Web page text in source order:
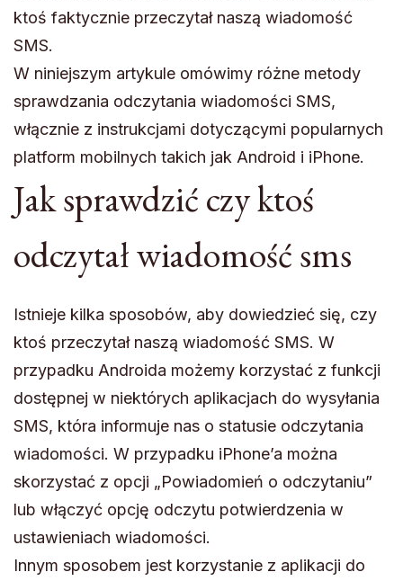
ktoś faktycznie przeczytał naszą wiadomość
SMS.
W niniejszym artykule omówimy różne metody
sprawdzania odczytania wiadomości SMS,
włącznie z instrukcjami dotyczącymi popularnych
platform mobilnych takich jak Android i iPhone.
Jak sprawdzić czy ktoś
odczytał wiadomość sms
Istnieje kilka sposobów, aby dowiedzieć się, czy
ktoś przeczytał naszą wiadomość SMS. W
przypadku Androida możemy korzystać z funkcji
dostępnej w niektórych aplikacjach do wysyłania
SMS, która informuje nas o statusie odczytania
wiadomości. W przypadku iPhone’a można
skorzystać z opcji „Powiadomień o odczytaniu”
lub włączyć opcję odczytu potwierdzenia w
ustawieniach wiadomości.
Innym sposobem jest korzystanie z aplikacji do